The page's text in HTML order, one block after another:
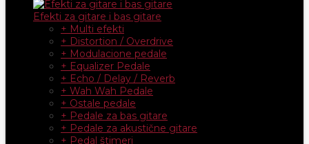
Efekti za gitare i bas gitare
+ Multi efekti
+ Distortion / Overdrive
+ Modulacione pedale
+ Equalizer Pedale
+ Echo / Delay / Reverb
+ Wah Wah Pedale
+ Ostale pedale
+ Pedale za bas gitare
+ Pedale za akustične gitare
+ Pedal štimeri